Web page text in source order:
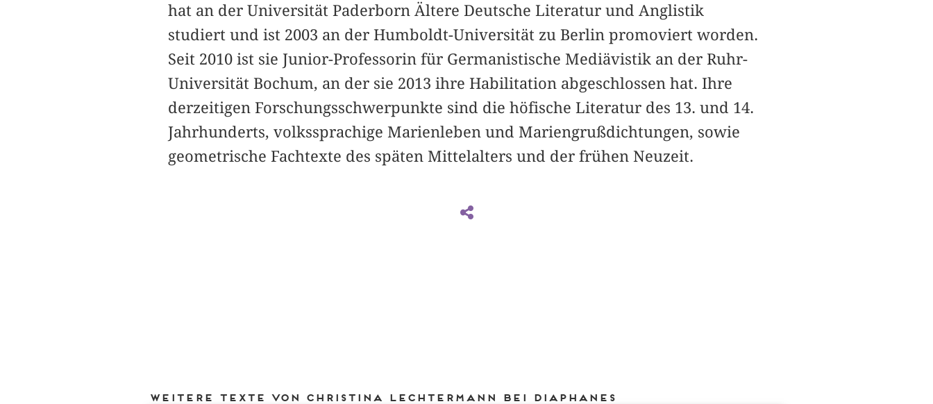
hat an der Universität Paderborn Ältere Deutsche Literatur und Anglistik
studiert und ist 2003 an der Humboldt-Universität zu Berlin promoviert worden.
Seit 2010 ist sie Junior-Professorin für Germanistische Mediävistik an der Ruhr-
Universität Bochum, an der sie 2013 ihre Habilitation abgeschlossen hat. Ihre
derzeitigen Forschungsschwerpunkte sind die höfische Literatur des 13. und 14.
Jahrhunderts, volkssprachige Marienleben und Mariengrußdichtungen, sowie
geometrische Fachtexte des späten Mittelalters und der frühen Neuzeit.
Weitere Texte von Christina Lechtermann bei DIAPHANES